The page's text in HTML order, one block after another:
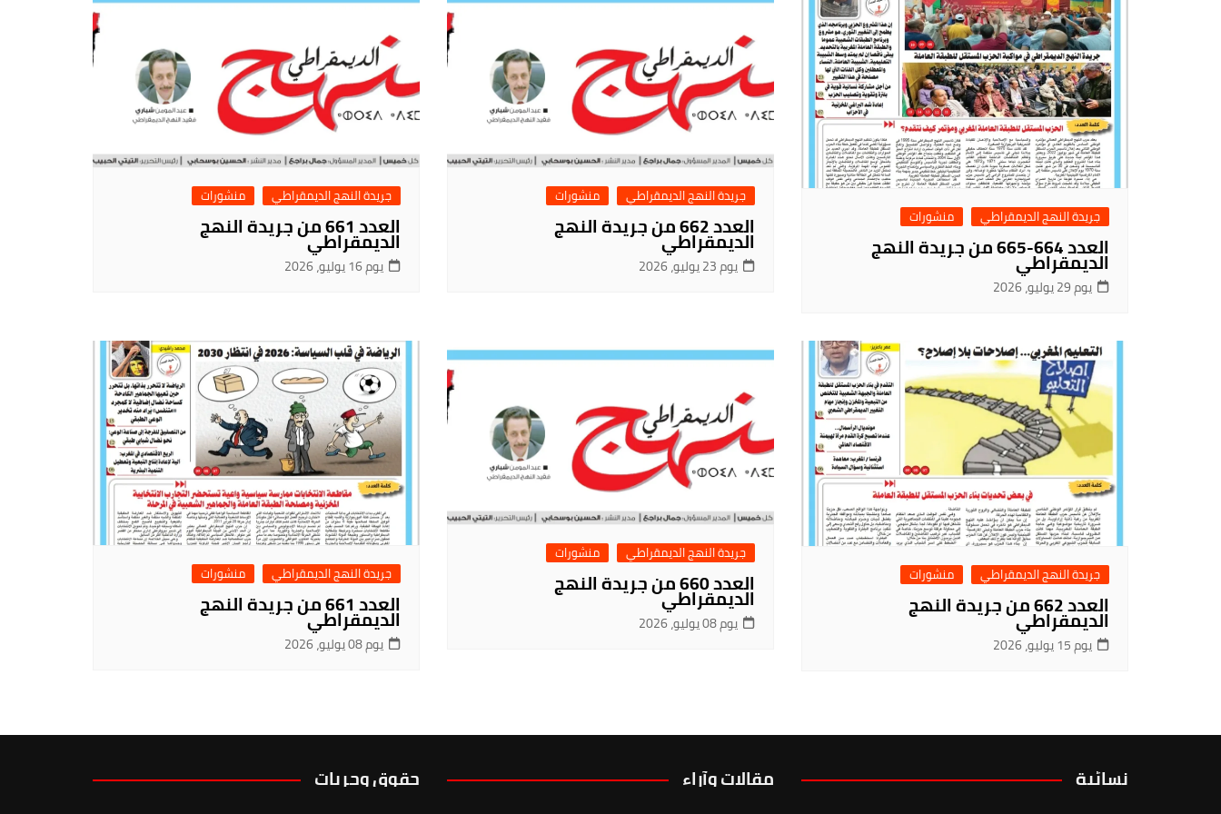
جريدة النهج الديمقراطي منشورات
العدد 664-665 من جريدة النهج الديمقراطي
يوم 29 يوليو، 2026
جريدة النهج الديمقراطي منشورات
العدد 662 من جريدة النهجالديمقراطي
يوم 23 يوليو، 2026
جريدة النهج الديمقراطي منشورات
العدد 661 من جريدة النهجالديمقراطي
يوم 16 يوليو، 2026
جريدة النهج الديمقراطي منشورات
العدد 662 من جريدة النهجالديمقراطي
يوم 15 يوليو، 2026
جريدة النهج الديمقراطي منشورات
العدد 660 من جريدة النهجالديمقراطي
يوم 08 يوليو، 2026
جريدة النهج الديمقراطي منشورات
العدد 661 من جريدة النهجالديمقراطي
يوم 08 يوليو، 2026
نسائية مقالات وآراء حقوق وحريات